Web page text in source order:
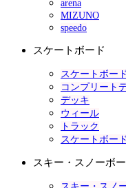
arena
MIZUNO
speedo
スケートボード
スケートボー
コンプリート
デッキ
ウィール
トラック
スケートボー
スキー・スノーボ